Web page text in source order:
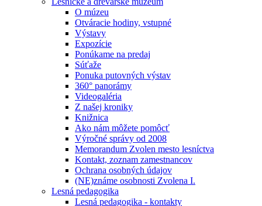
O múzeu
Otváracie hodiny, vstupné
Výstavy
Expozície
Ponúkame na predaj
Súťaže
Ponuka putovných výstav
360° panorámy
Videogaléria
Z našej kroniky
Knižnica
Ako nám môžete pomôcť
Výročné správy od 2008
Memorandum Zvolen mesto lesníctva
Kontakt, zoznam zamestnancov
Ochrana osobných údajov
(NE)známe osobnosti Zvolena I.
Lesná pedagogika
Lesná pedagogika - kontakty